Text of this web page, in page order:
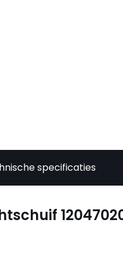
specificaties